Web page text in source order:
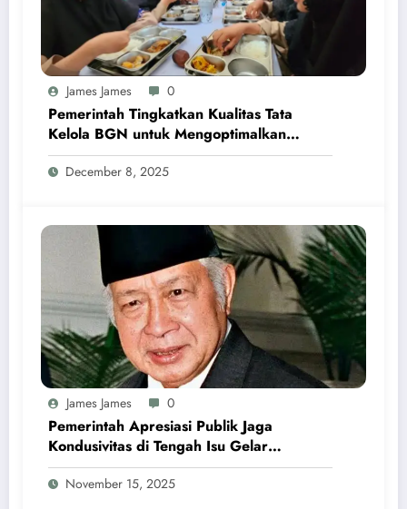
James James 0
Pemerintah Tingkatkan Kualitas Tata
Kelola BGN untuk Mengoptimalkan
Program MBG
December 8, 2025
James James 0
Pemerintah Apresiasi Publik Jaga
Kondusivitas di Tengah Isu Gelar
Pahlawan Soeharto
November 15, 2025